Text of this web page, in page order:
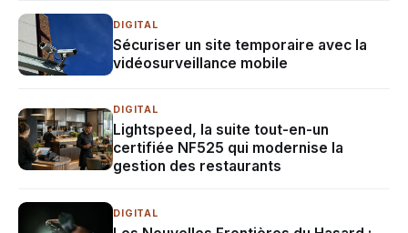
DIGITAL
Sécuriser un site temporaire avec la
vidéosurveillance mobile
DIGITAL
Lightspeed, la suite tout-en-un
certifiée NF525 qui modernise la
gestion des restaurants
DIGITAL